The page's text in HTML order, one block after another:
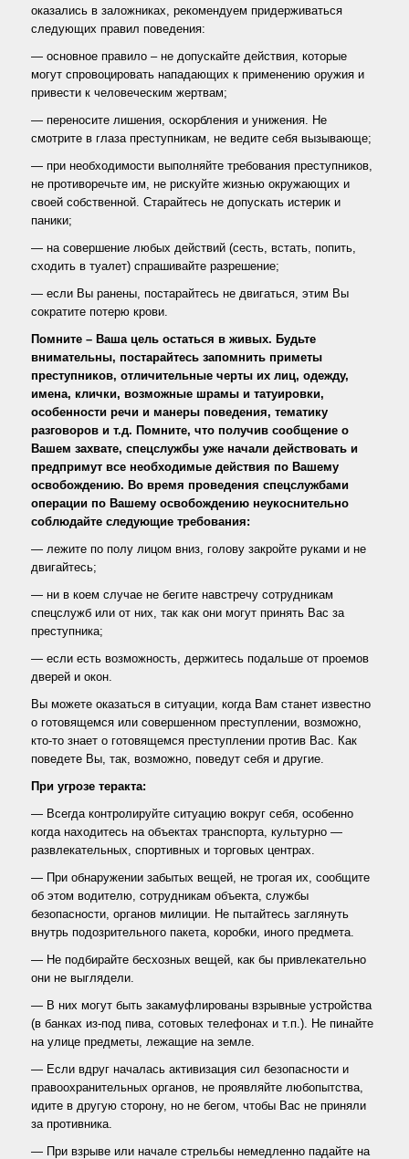
оказались в заложниках, рекомендуем придерживаться
следующих правил поведения:
— основное правило – не допускайте действия, которые
могут спровоцировать нападающих к применению оружия и
привести к человеческим жертвам;
— переносите лишения, оскорбления и унижения. Не
смотрите в глаза преступникам, не ведите себя вызывающе;
— при необходимости выполняйте требования преступников,
не противоречьте им, не рискуйте жизнью окружающих и
своей собственной. Старайтесь не допускать истерик и
паники;
— на совершение любых действий (сесть, встать, попить,
сходить в туалет) спрашивайте разрешение;
— если Вы ранены, постарайтесь не двигаться, этим Вы
сократите потерю крови.
Помните – Ваша цель остаться в живых. Будьте
внимательны, постарайтесь запомнить приметы
преступников, отличительные черты их лиц, одежду,
имена, клички, возможные шрамы и татуировки,
особенности речи и манеры поведения, тематику
разговоров и т.д. Помните, что получив сообщение о
Вашем захвате, спецслужбы уже начали действовать и
предпримут все необходимые действия по Вашему
освобождению. Во время проведения спецслужбами
операции по Вашему освобождению неукоснительно
соблюдайте следующие требования:
— лежите по полу лицом вниз, голову закройте руками и не
двигайтесь;
— ни в коем случае не бегите навстречу сотрудникам
спецслужб или от них, так как они могут принять Вас за
преступника;
— если есть возможность, держитесь подальше от проемов
дверей и окон.
Вы можете оказаться в ситуации, когда Вам станет известно
о готовящемся или совершенном преступлении, возможно,
кто-то знает о готовящемся преступлении против Вас. Как
поведете Вы, так, возможно, поведут себя и другие.
При угрозе теракта:
— Всегда контролируйте ситуацию вокруг себя, особенно
когда находитесь на объектах транспорта, культурно —
развлекательных, спортивных и торговых центрах.
— При обнаружении забытых вещей, не трогая их, сообщите
об этом водителю, сотрудникам объекта, службы
безопасности, органов милиции. Не пытайтесь заглянуть
внутрь подозрительного пакета, коробки, иного предмета.
— Не подбирайте бесхозных вещей, как бы привлекательно
они не выглядели.
— В них могут быть закамуфлированы взрывные устройства
(в банках из-под пива, сотовых телефонах и т.п.). Не пинайте
на улице предметы, лежащие на земле.
— Если вдруг началась активизация сил безопасности и
правоохранительных органов, не проявляйте любопытства,
идите в другую сторону, но не бегом, чтобы Вас не приняли
за противника.
— При взрыве или начале стрельбы немедленно падайте на